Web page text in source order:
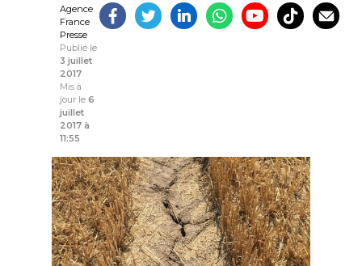
Agence
France
Presse
Publié le
3 juillet
2017
Mis à
jour le 6
juillet
2017 à
11:55